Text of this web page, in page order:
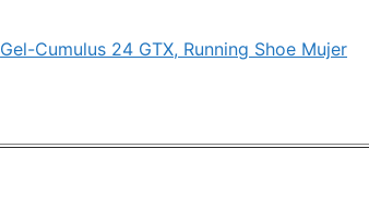
Gel-Cumulus 24 GTX, Running Shoe Mujer